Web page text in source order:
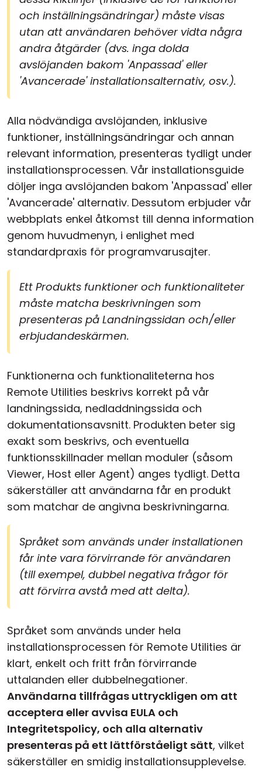
och inställningsändringar) måste visas
utan att användaren behöver vidta några
andra åtgärder (dvs. inga dolda
avslöjanden bakom 'Anpassad' eller
'Avancerade' installationsalternativ, osv.).
Alla nödvändiga avslöjanden, inklusive
funktioner, inställningsändringar och annan
relevant information, presenteras tydligt under
installationsprocessen. Vår installationsguide
döljer inga avslöjanden bakom 'Anpassad' eller
'Avancerade' alternativ. Dessutom erbjuder vår
webbplats enkel åtkomst till denna information
genom huvudmenyn, i enlighet med
standardpraxis för programvarusajter.
Ett Produkts funktioner och funktionaliteter
måste matcha beskrivningen som
presenteras på Landningssidan och/eller
erbjudandeskärmen.
Funktionerna och funktionaliteterna hos
Remote Utilities beskrivs korrekt på vår
landningssida, nedladdningssida och
dokumentationsavsnitt. Produkten beter sig
exakt som beskrivs, och eventuella
funktionsskillnader mellan moduler (såsom
Viewer, Host eller Agent) anges tydligt. Detta
säkerställer att användarna får en produkt
som matchar de angivna beskrivningarna.
Språket som används under installationen
får inte vara förvirrande för användaren
(till exempel, dubbel negativa frågor för
att förvirra avstå med att delta).
Språket som används under hela
installationsprocessen för Remote Utilities är
klart, enkelt och fritt från förvirrande
uttalanden eller dubbelnegationer.
Användarna tillfrågas uttryckligen om att
acceptera eller avvisa EULA och
Integritetspolicy, och alla alternativ
presenteras på ett lättförståeligt sätt, vilket
säkerställer en smidig installationsupplevelse.